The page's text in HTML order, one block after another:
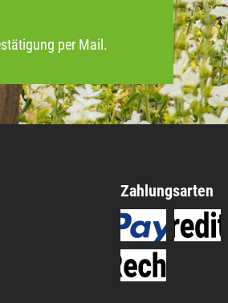
per Mail.
Zahlungsarten